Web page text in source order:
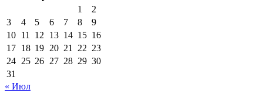
1
2
3
4 5 6 7 8
9
10 11 12 13 14 15 16
17 18 19 20 21 22 23
24 25 26 27 28 29 30
31
« Июл